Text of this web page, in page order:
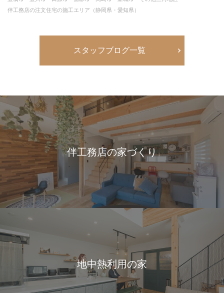
伴工務店の注文住宅の施工エリア（静岡県・愛知県）
スタッフブログ一覧
伴工務店の家づくり
地中熱利用の家